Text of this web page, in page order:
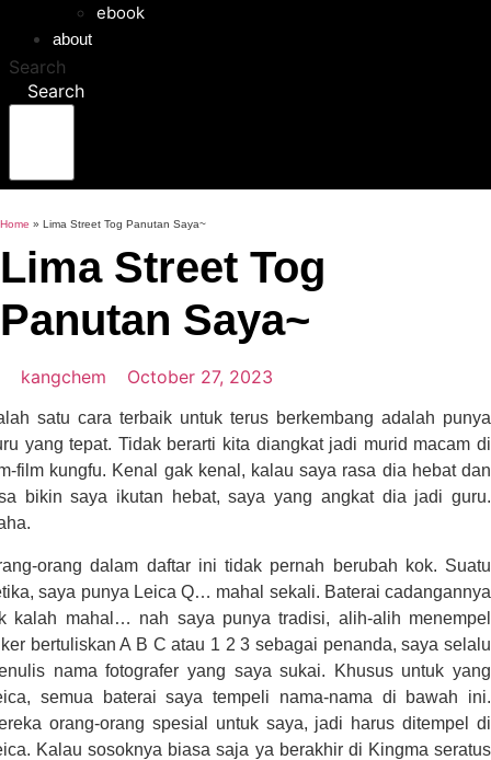
ebook
about
Search
Search
Home » Lima Street Tog Panutan Saya~
Lima Street Tog
Panutan Saya~
kangchem October 27, 2023
satu cara terbaik untuk terus berkembang adalah punya
yang tepat. Tidak berarti kita diangkat jadi murid macam di
film kungfu. Kenal gak kenal, kalau saya rasa dia hebat dan
bikin saya ikutan hebat, saya yang angkat dia jadi guru.
orang dalam daftar ini tidak pernah berubah kok. Suatu
saya punya Leica Q… mahal sekali. Baterai cadangannya
kalah mahal… nah saya punya tradisi, alih-alih menempel
bertuliskan A B C atau 1 2 3 sebagai penanda, saya selalu
nama fotografer yang saya sukai. Khusus untuk yang
semua baterai saya tempeli nama-nama di bawah ini.
orang-orang spesial untuk saya, jadi harus ditempel di
Kalau sosoknya biasa saja ya berakhir di Kingma seratus